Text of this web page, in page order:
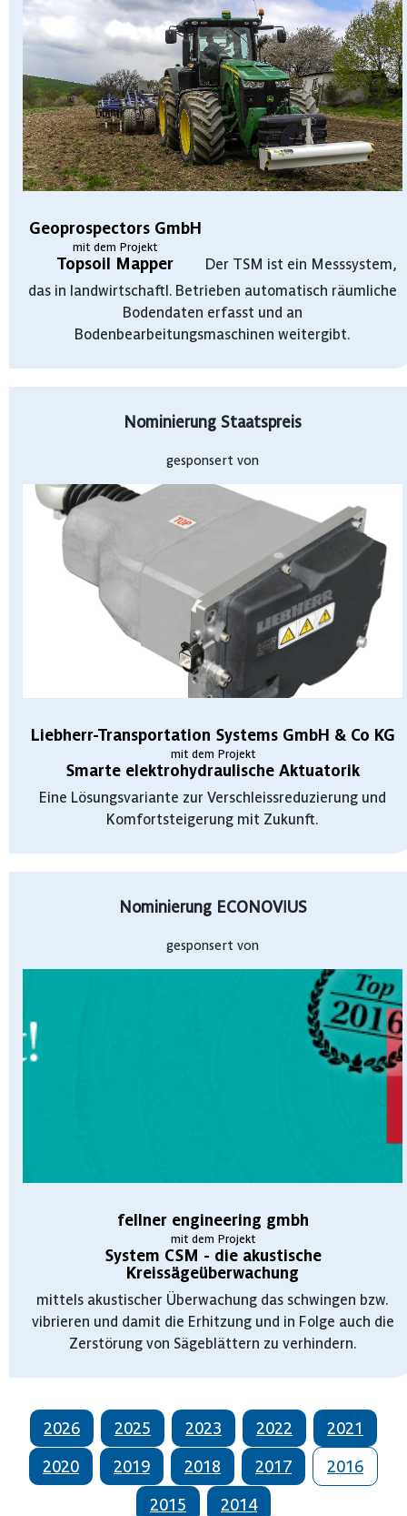
Geoprospectors GmbH
mit dem Projekt
Topsoil Mapper
Der TSM ist ein Messsystem,
das in landwirtschaftl. Betrieben automatisch räumliche
Bodendaten erfasst und an
Bodenbearbeitungsmaschinen weitergibt.
Nominierung Staatspreis
gesponsert von
Liebherr-Transportation Systems GmbH & Co KG
mit dem Projekt
Smarte elektrohydraulische Aktuatorik
Eine Lösungsvariante zur Verschleissreduzierung und
Komfortsteigerung mit Zukunft.
Nominierung ECONOVIUS
gesponsert von
fellner engineering gmbh
mit dem Projekt
System CSM - die akustische
Kreissägeüberwachung
mittels akustischer Überwachung das schwingen bzw.
vibrieren und damit die Erhitzung und in Folge auch die
Zerstörung von Sägeblättern zu verhindern.
2026 2025 2023 2022
2021
2020
2019 2018 2017
2016
2015
2014